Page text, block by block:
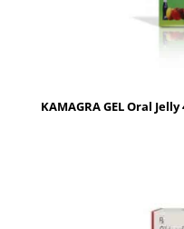
KAMAGRA GEL Oral Jelly